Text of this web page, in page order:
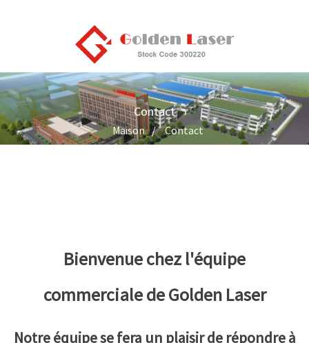
Contact
Maison Contact
Bienvenue chez l'équipe
commerciale de Golden Laser
Notre équipe se fera un plaisir de répondre à